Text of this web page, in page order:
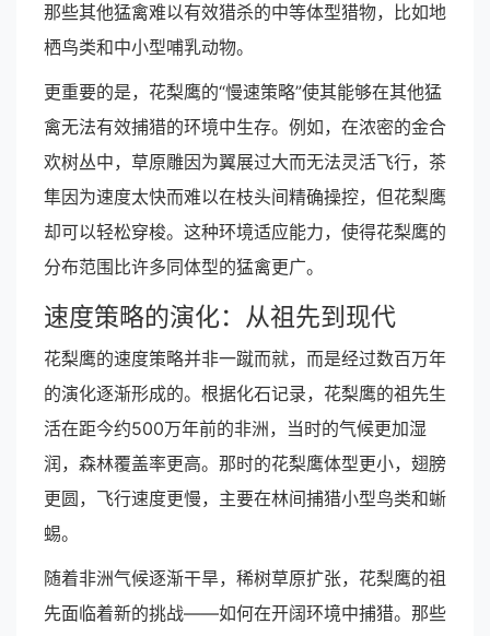
那些其他猛禽难以有效猎杀的中等体型猎物，比如地
栖鸟类和中小型哺乳动物。
更重要的是，花梨鹰的“慢速策略”使其能够在其他猛
禽无法有效捕猎的环境中生存。例如，在浓密的金合
欢树丛中，草原雕因为翼展过大而无法灵活飞行，茶
隼因为速度太快而难以在枝头间精确操控，但花梨鹰
却可以轻松穿梭。这种环境适应能力，使得花梨鹰的
分布范围比许多同体型的猛禽更广。
速度策略的演化：从祖先到现代
花梨鹰的速度策略并非一蹴而就，而是经过数百万年
的演化逐渐形成的。根据化石记录，花梨鹰的祖先生
活在距今约500万年前的非洲，当时的气候更加湿
润，森林覆盖率更高。那时的花梨鹰体型更小，翅膀
更圆，飞行速度更慢，主要在林间捕猎小型鸟类和蜥
蜴。
随着非洲气候逐渐干旱，稀树草原扩张，花梨鹰的祖
先面临着新的挑战——如何在开阔环境中捕猎。那些